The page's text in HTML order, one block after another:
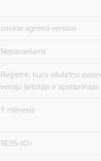
cookie-agreed-version
Nepieciešams
Reģistrē, kuru sīkdatņu
versiju lietotājs ir apstiprinājis.
1 mēnesis
SESS<ID>